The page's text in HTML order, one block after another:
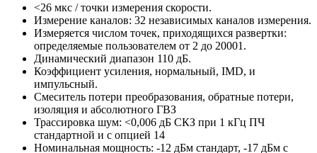
<26 мкс / точки измерения скорости.
Измерение каналов: 32 независимых каналов измерения.
Измеряется числом точек, приходящихся развертки:
определяемые пользователем от 2 до 20001.
Динамический диапазон 110 дБ.
Коэффициент усиления, нормальный, IMD, и
импульсный.
Смеситель потери преобразования, обратные потери,
изоляция и абсолютного ГВЗ
Трассировка шум: <0,006 дБ СКЗ при 1 кГц ПЧ
стандартной и с опцией 14
Номинальная мощность: -12 дБм стандарт, -17 дБм с